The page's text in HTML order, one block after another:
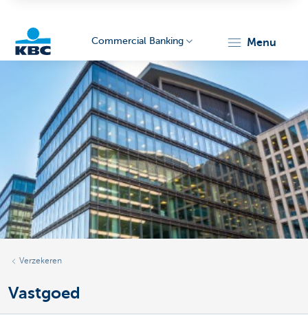
Corporate
Commercial Banking menu
Verzekeren
Vastgoed